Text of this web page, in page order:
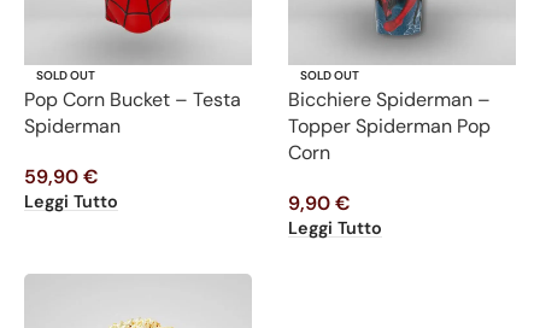
SOLD OUT
Pop Corn Bucket – Testa
Spiderman
59,90€
Leggi Tutto
SOLD OUT
Bicchiere Spiderman –
Topper Spiderman Pop
Corn
9,90€
Leggi Tutto